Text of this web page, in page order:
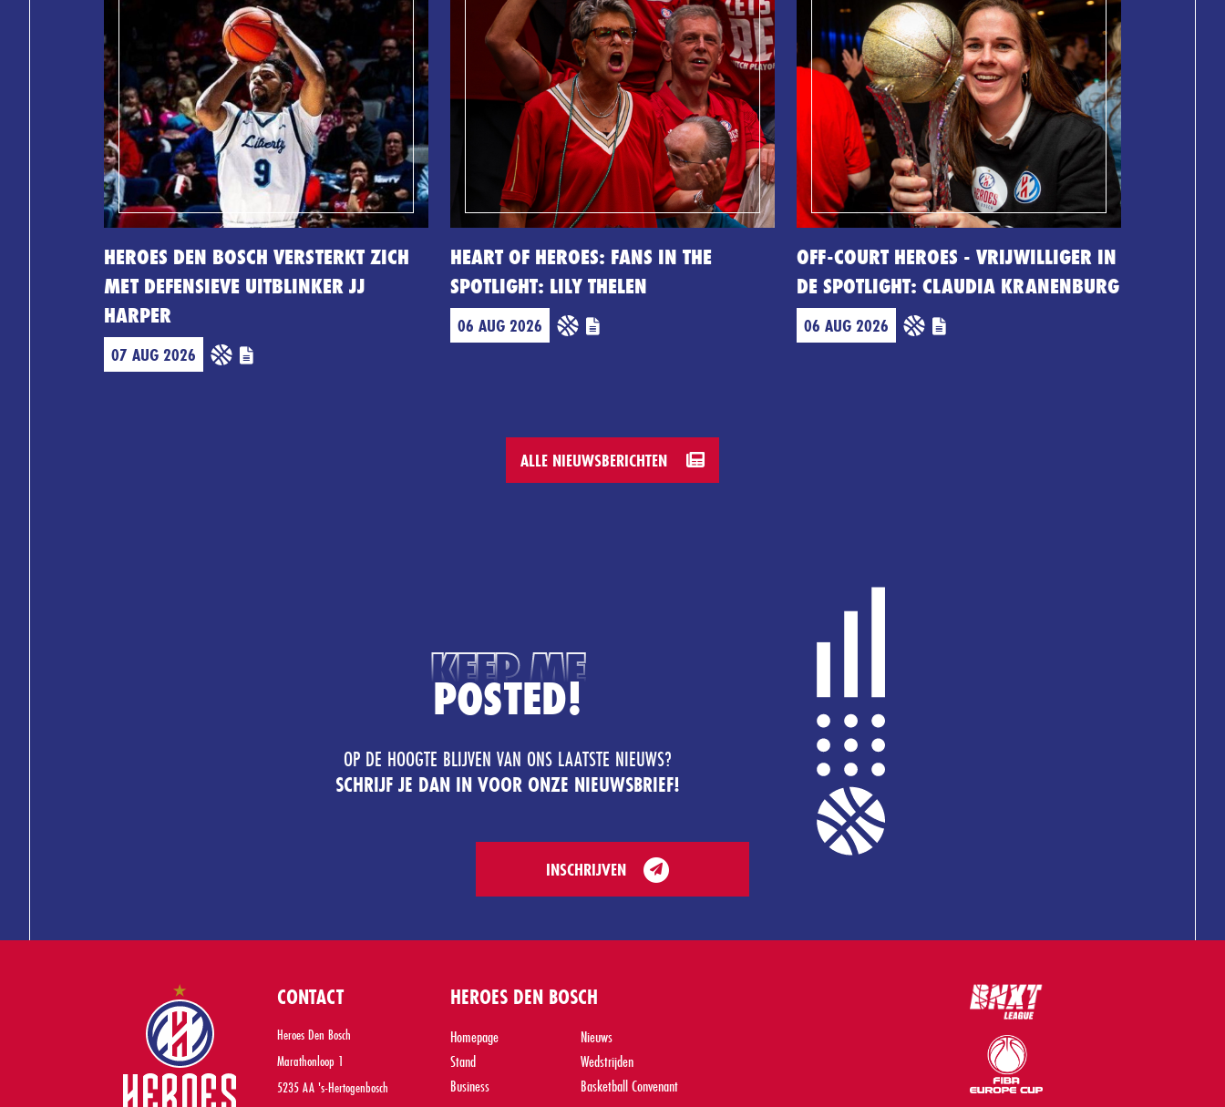
HEROES DEN BOSCH VERSTERKT ZICH
MET DEFENSIEVE UITBLINKER JJ
HARPER
07 AUG 2026
HEART OF HEROES: FANS IN THE
SPOTLIGHT: LILY THELEN
06 AUG 2026
OFF-COURT HEROES - VRIJWILLIGER IN
DE SPOTLIGHT: CLAUDIA KRANENBURG
06 AUG 2026
ALLE NIEUWSBERICHTEN
KEEP ME
POSTED!
OP DE HOOGTE BLIJVEN VAN ONS LAATSTE NIEUWS?
SCHRIJF JE DAN IN VOOR ONZE NIEUWSBRIEF!
INSCHRIJVEN
CONTACT
Heroes Den Bosch
Marathonloop 1
5235 AA 's-Hertogenbosch
HEROES DEN BOSCH
Homepage
Nieuws
Stand
Wedstrijden
Business
Basketball Convenant